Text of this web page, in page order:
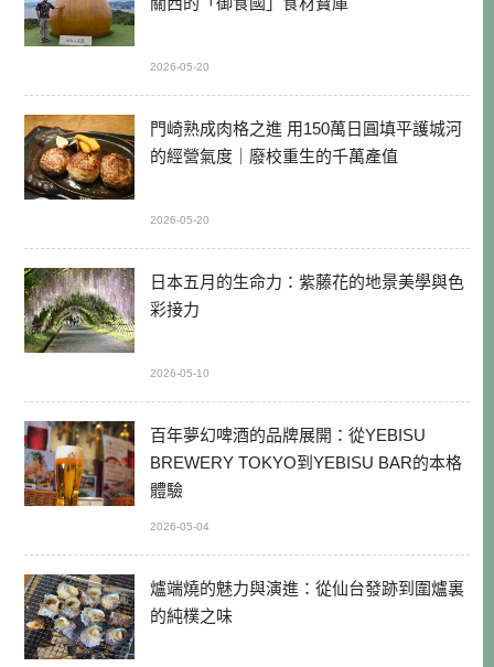
2026-05-20
門崎熟成肉格之進 用150萬日圓填平護城河
的經營氣度｜廢校重生的千萬產值
2026-05-20
日本五月的生命力：紫藤花的地景美學與色
彩接力
2026-05-10
百年夢幻啤酒的品牌展開：從YEBISU
BREWERY TOKYO到YEBISU BAR的本格
體驗
2026-05-04
爐端燒的魅力與演進：從仙台發跡到圍爐裏
的純樸之味